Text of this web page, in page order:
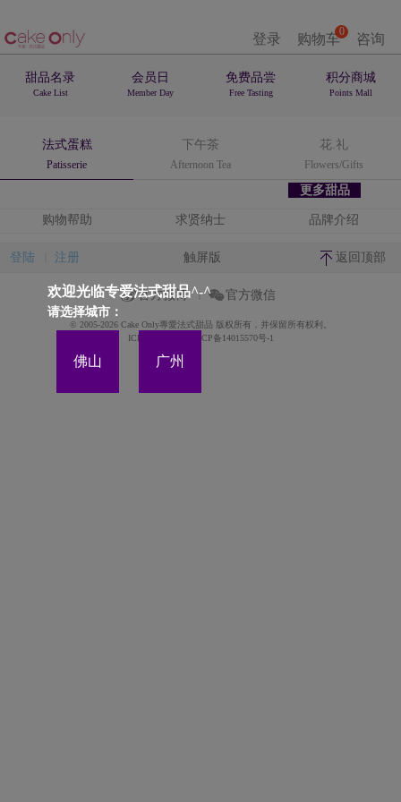
登录 0
购物车 咨询
甜品名录
Cake List
会员日
Member Day
免费品尝
Free Tasting
积分商城
Points Mall
法式蛋糕
Patisserie
下午茶
Afternoon Tea
花.礼
Flowers/Gifts
更多甜品
欢迎光临专爱法式甜品^-^
请选择城市：
佛山 广州
购物帮助 求贤纳士 品牌介绍
登陆 注册 触屏版 返回顶部
官方微博 官方微信
© 2005-2026 Cake Only專愛法式甜品 版权所有，并保留所有权利。
ICP备案证书号:粤ICP备14015570号-1